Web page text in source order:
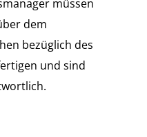
müssen
dem
bezüglich des
und sind